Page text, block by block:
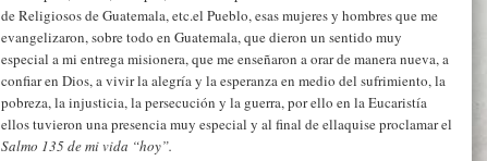
de Religiosos de Guatemala, etc.el Pueblo, esas mujeres y hombres que me
evangelizaron, sobre todo en Guatemala, que dieron un sentido muy
especial a mi entrega misionera, que me enseñaron a orar de manera nueva, a
confiar en Dios, a vivir la alegría y la esperanza en medio del sufrimiento, la
pobreza, la injusticia, la persecución y la guerra, por ello en la Eucaristía
ellos tuvieron una presencia muy especial y al final de ellaquise proclamar el
Salmo 135 de mi vida “hoy”.